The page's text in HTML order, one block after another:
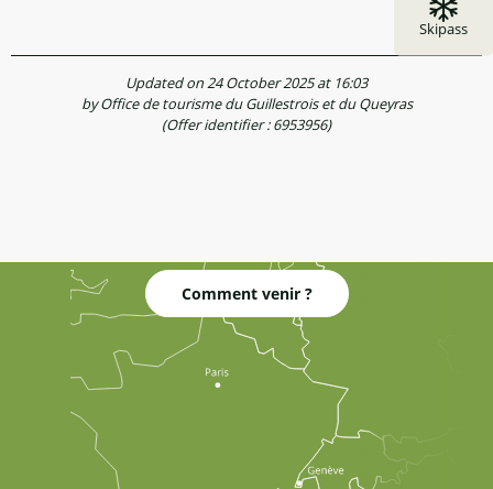
Skipass
Updated on 24 October 2025 at 16:03
by Office de tourisme du Guillestrois et du Queyras
(Offer identifier :6953956)
Comment venir ?